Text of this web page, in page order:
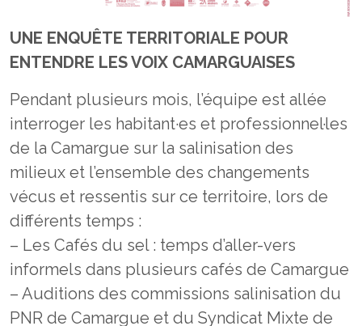
UNE ENQUÊTE TERRITORIALE POUR
ENTENDRE LES VOIX CAMARGUAISES
Pendant plusieurs mois, l’équipe est allée
interroger les habitant·es et professionnel·les
de la Camargue sur la salinisation des
milieux et l’ensemble des changements
vécus et ressentis sur ce territoire, lors de
différents temps :
– Les Cafés du sel : temps d’aller-vers
informels dans plusieurs cafés de Camargue
– Auditions des commissions salinisation du
PNR de Camargue et du Syndicat Mixte de